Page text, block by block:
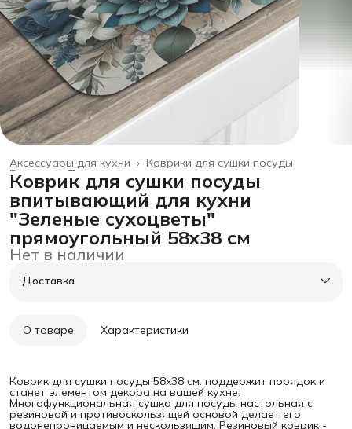
Коврики для сушки посуды
Аксессуары для кухни ›
Товары для дома
Главная
Коврик для сушки посуды
впитывающий для кухни
"Зеленые сухоцветы"
прямоугольный 58x38 см
Нет в наличии
Доставка
О товаре Характеристики
Коврик для сушки посуды 58x38 см. поддержит порядок и
станет элементом декора на вашей кухне.
Многофункциональная сушка для посуды настольная с
резиновой и противоскользящей основой делает его
водонепроницаемым и нескользящим. Резиновый коврик -